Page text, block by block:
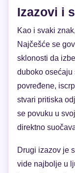
Izazovi i
Kao i svaki
Najčešće se
sklonosti da
duboko osećaju
povređene,
stvari pritiska
se povuku u
direktno
Drugi izazov je
vide najbolje u